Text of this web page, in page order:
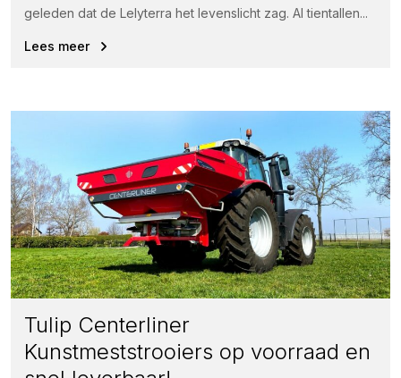
geleden dat de Lelyterra het levenslicht zag. Al tientallen...
Lees meer
Tulip Centerliner
Kunstmeststrooiers op voorraad en